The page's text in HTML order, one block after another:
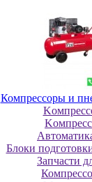
Компрессоры и
Блоки
Запчасти